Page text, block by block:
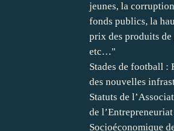
jeunes, la
fonds publics, la
prix des produits de
etc…"
Stades de football :
des nouvelles
Statuts de
de
Socioéconomique